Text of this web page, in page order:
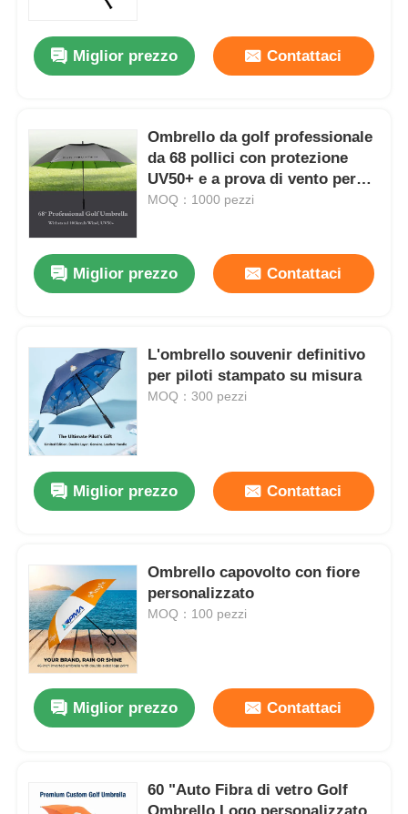
Casa
Chi siamo
Fatory Tour
Controllo di qualità
Contattaci
notizie
Tutti i casi
ombrelli di golf
Miglior prezzo Contattaci
Ombrello da golf professionale
da 68 pollici con protezione
UV50+ e a prova di vento per
tutti i tempi
MOQ：1000 pezzi
Miglior prezzo Contattaci
L'ombrello souvenir definitivo
per piloti stampato su misura
MOQ：300 pezzi
Miglior prezzo Contattaci
Ombrello capovolto con fiore
personalizzato
MOQ：100 pezzi
Miglior prezzo Contattaci
60 "Auto Fibra di vetro Golf
Ombrello Logo personalizzato